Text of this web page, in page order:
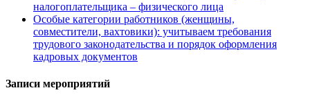
налогоплательщика – физического лица
Особые категории работников (женщины,
совместители, вахтовики): учитываем требования
трудового законодательства и порядок оформления
кадровых документов
Записи мероприятий